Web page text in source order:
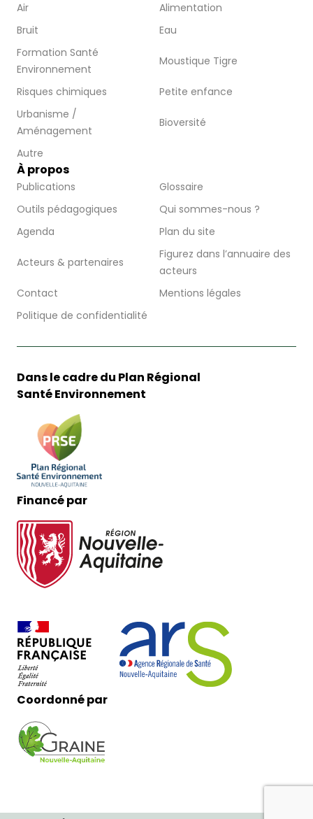
Air
Alimentation
Bruit
Eau
Formation Santé
Environnement
Moustique Tigre
Risques chimiques
Petite enfance
Urbanisme /
Aménagement
Bioversité
Autre
À propos
Publications
Glossaire
Outils pédagogiques
Qui sommes-nous ?
Agenda
Plan du site
Acteurs & partenaires
Figurez dans l’annuaire des
acteurs
Contact
Mentions légales
Politique de confidentialité
Dans le cadre du Plan Régional
Santé Environnement
Financé par
Coordonné par